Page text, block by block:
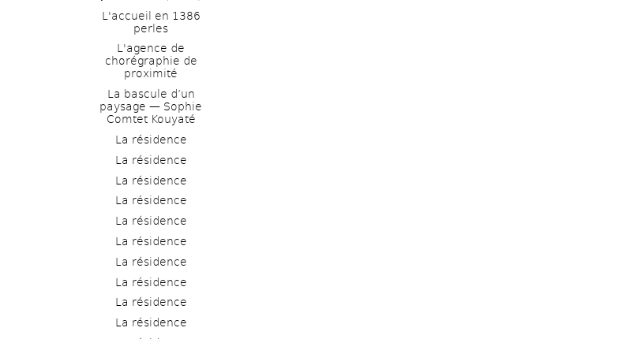
L'accueil en 1386
perles
L'agence de
chorégraphie de
proximité
La bascule d’un
paysage — Sophie
Comtet Kouyaté
La résidence
La résidence
La résidence
La résidence
La résidence
La résidence
La résidence
La résidence
La résidence
La résidence